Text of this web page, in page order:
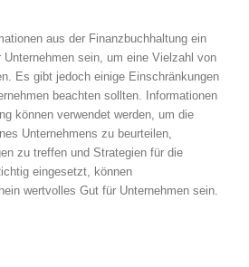
aus der Finanzbuchhaltung ein
sein, um eine Vielzahl von
Es gibt jedoch einige Einschränkungen
beachten sollten. Informationen
können verwendet werden, um die
Unternehmens zu beurteilen,
zu treffen und Strategien für die
eingesetzt, können
wertvolles Gut für Unternehmen sein.